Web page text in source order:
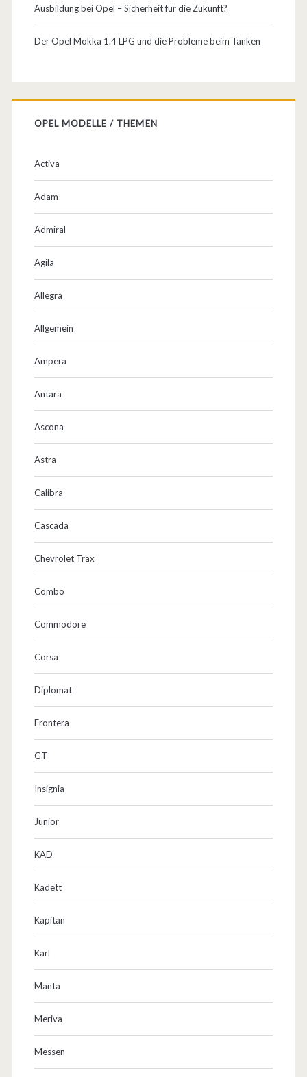
Ausbildung bei Opel – Sicherheit für die Zukunft?
Der Opel Mokka 1.4 LPG und die Probleme beim Tanken
OPEL MODELLE / THEMEN
Activa
Adam
Admiral
Agila
Allegra
Allgemein
Ampera
Antara
Ascona
Astra
Calibra
Cascada
Chevrolet Trax
Combo
Commodore
Corsa
Diplomat
Frontera
GT
Insignia
Junior
KAD
Kadett
Kapitän
Karl
Manta
Meriva
Messen